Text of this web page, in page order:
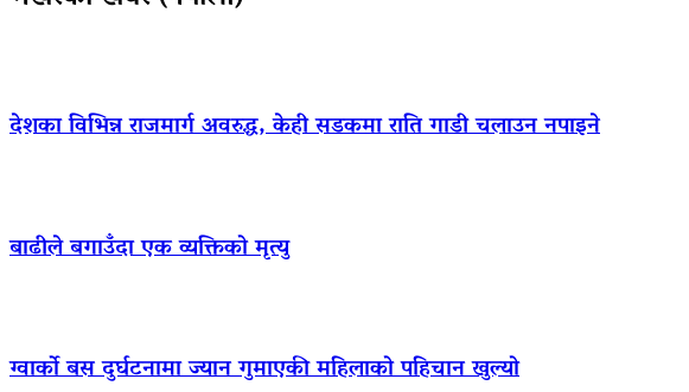
देशका विभिन्न राजमार्ग अवरुद्ध, केही सडकमा राति गाडी चलाउन नपाइने
बाढीले बगाउँदा एक व्यक्तिको मृत्यु
ग्वार्को बस दुर्घटनामा ज्यान गुमाएकी महिलाको पहिचान खुल्यो